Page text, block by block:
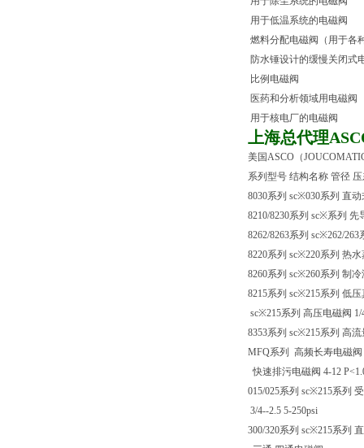
用于低温系统的电磁阀
燃料分配电磁阀（用于各
防水锤设计的缓慢关闭式
比例电磁阀
医药和分析领域用电磁阀
用于核电厂的电磁阀
上海总代理
美国ASCO（
系列型号 结构名称 管径
8030系列 sc※030系列 直
8210/8230系列 sc※系列 先
8262/8263系列 sc※262/
8220系列 sc※220系列 热
8260系列 sc※260系列 制
8215系列 sc※215系列 低
sc※215系列 高压电磁阀 1/
8353系列 sc※215系列 高
MFQ系列 高频长寿电磁阀
快速排污电磁阀 4-12
015/025系列 sc※215系列
3/4--2.5 5-250psi
300/320系列 sc※215系列